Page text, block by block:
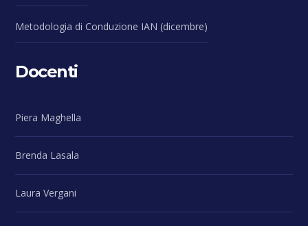
Metodologia di Conduzione IAN (dicembre)
Docenti
Piera Maghella
Brenda Lasala
Laura Vergani